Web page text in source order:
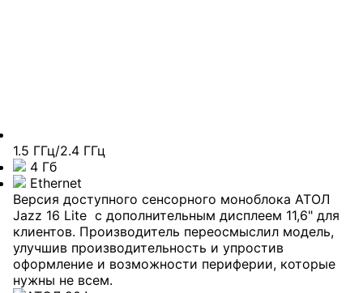
1.5 ГГц/2.4 ГГц
4 Гб
Ethernet
Версия доступного сенсорного моноблока АТОЛ
Jazz 16 Lite с дополнительным дисплеем 11,6" для
клиентов. Производитель переосмыслил модель,
улучшив производительность и упростив
оформление и возможности периферии, которые
нужны не всем.